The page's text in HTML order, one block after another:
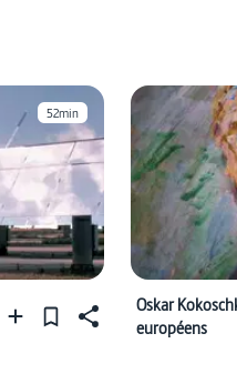
52min
Oskar
européens